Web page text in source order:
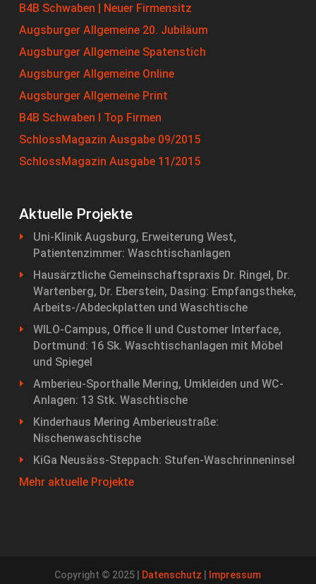
B4B Schwaben | Neuer Firmensitz
Augsburger Allgemeine 20. Jubiläum
Augsburger Allgemeine Spatenstich
Augsburger Allgemeine Online
Augsburger Allgemeine Print
B4B Schwaben I Top Firmen
SchlossMagazin Ausgabe 09/2015
SchlossMagazin Ausgabe 11/2015
Aktuelle Projekte
Uni-Klinik Augsburg, Erweiterung West,
Patientenzimmer: Waschtischanlagen
Hausärztliche Gemeinschaftspraxis Dr. Ringel, Dr.
Wartenberg, Dr. Eberstein, Dasing: Empfangstheke,
Arbeits-/Abdeckplatten und Waschtische
WILO-Campus, Office II und Customer Interface,
Dortmund: 16 Sk. Waschtischanlagen mit Möbel
und Spiegel
Amberieu-Sporthalle Mering, Umkleiden und WC-
Anlagen: 13 Stk. Waschtische
Kinderhaus Mering Amberieustraße:
Nischenwaschtische
KiGa Neusäss-Steppach: Stufen-Waschrinneninsel
Mehr aktuelle Projekte
Copyright © 2025 | Datenschutz | Impressum